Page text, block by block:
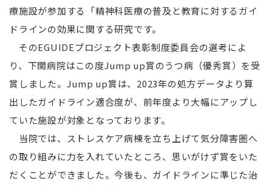
療施設が参加する「精神科医療の普及と教育に対するガイ
ドラインの効果に関する研究です。
そのEGUIDEプロジェクト表彰制度委員会の選考によ
り、下関病院はこの度Jump up賞のうつ病（優秀賞）を受
賞しました。Jump up賞は、2023年の処方データより算
出したガイドライン適合度が、前年度より大幅にアップし
ていた施設が対象となっております。
当院では、ストレスケア病棟を立ち上げて気分障害圏へ
の取り組みに力を入れていたところ、思いがけず賞をいた
だくことができました。今後も、ガイドラインに準じた治